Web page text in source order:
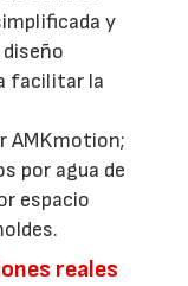
y
facilitar la
AMKmotion;
por agua de
espacio
reales